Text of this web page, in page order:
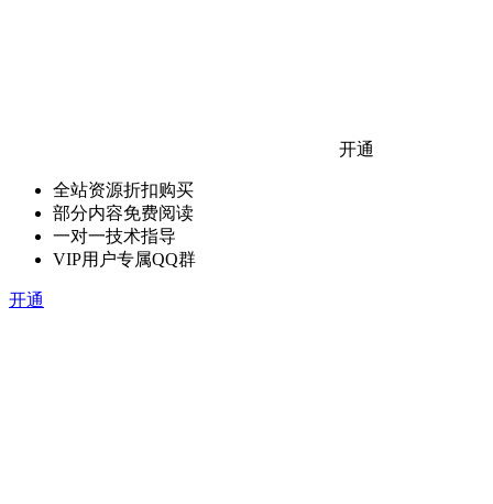
开通
全站资源折扣购买
部分内容免费阅读
一对一技术指导
VIP用户专属QQ群
开通